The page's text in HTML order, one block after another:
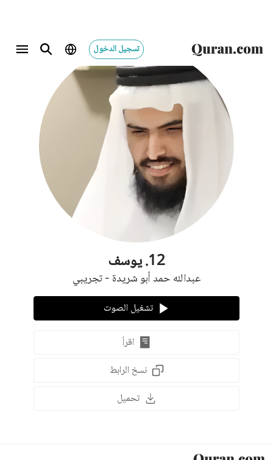
تسجيل الدخول
12
.يوسف
عبدالله حمد أبو شريدة - تجريبي
تشغيل الصوت
اقرأ
نسخ الرابط
تحميل